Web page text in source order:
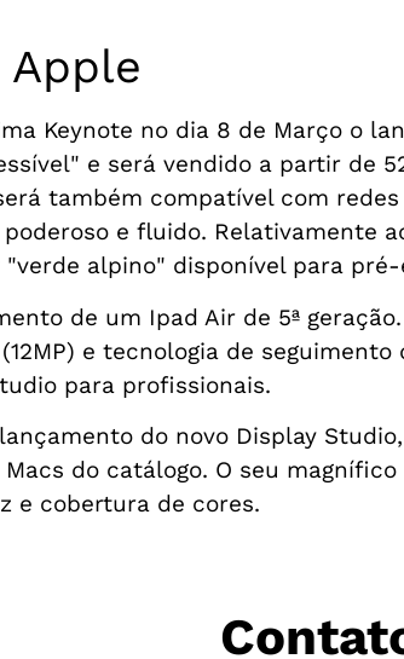
Keynote no dia 8 de Março o
e será vendido a partir de
também compatível com
e fluido. Relativamente
"verde alpino" disponível para
de um Ipad Air de 5ª
e tecnologia de
para profissionais.
do novo Display
do catálogo. O seu
e cobertura de cores.